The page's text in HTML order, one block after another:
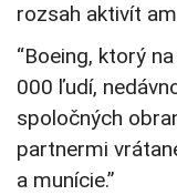
rozsah aktivít
“Boeing, ktorý
000 ľudí,
spoločných
partnermi
a munície.”